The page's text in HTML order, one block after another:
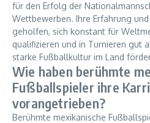
für den Erfolg der
Wettbewerben. Ihre Erfahrung
geholfen, sich konstant für
qualifizieren und in Turnieren gut
starke Fußballkultur im Land
Wie haben berühmte
Fußballspieler ihre
vorangetrieben?
Berühmte mexikanische